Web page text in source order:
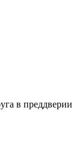
в преддверии